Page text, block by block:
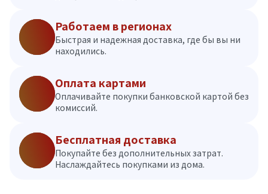
Работаем в регионах
Быстрая и надежная доставка, где бы вы ни
находились.
Оплата картами
Оплачивайте покупки банковской картой без
комиссий.
Бесплатная доставка
Покупайте без дополнительных затрат.
Наслаждайтесь покупками из дома.